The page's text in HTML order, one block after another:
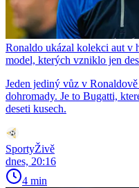
Ronaldo ukázal kolekci aut v
model, kterých vzniklo jen
Jeden jediný vůz v
dohromady. Je to Bugatti,
deseti kusech.
SportyŽivě
dnes, 20:16
4 min